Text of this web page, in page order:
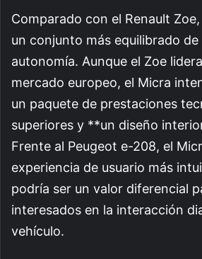
Comparado con el Renault
un conjunto más equilibrado
autonomía. Aunque el Zoe
mercado europeo, el Micra
un paquete de prestaciones
superiores y **un diseño
Frente al Peugeot e-208, el
experiencia de usuario más
podría ser un valor diferencial
interesados en la interacción
vehículo.